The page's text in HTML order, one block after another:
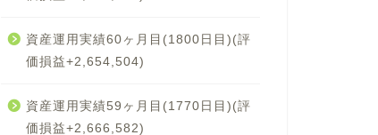
資産運用実績60ヶ月目(1800日目)(評
価損益+2,654,504)
資産運用実績59ヶ月目(1770日目)(評
価損益+2,666,582)